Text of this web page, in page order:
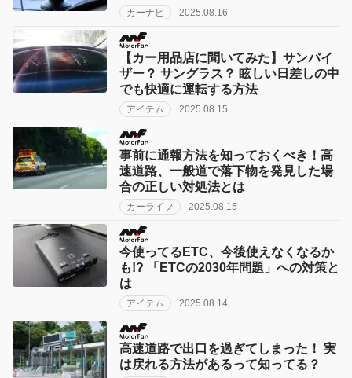
カーナビ 2025.08.16
【カー用品店に聞いてみた】サンバイ
ザー？ サングラス？ 眩しい日差しの中
でも快適に運転する方法
アイテム 2025.08.15
事前に通報方法を知っておくべき！高
速道路、一般道で落下物を発見した場
合の正しい対処法とは
カーライフ 2025.08.15
今使ってるETC、今後使えなくなるか
も!? 「ETCの2030年問題」への対策と
は
アイテム 2025.08.14
高速道路で出口を過ぎてしまった！ 実
は戻れる方法があるって知ってる？